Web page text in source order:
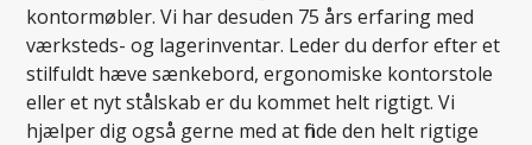
kontormøbler. Vi har desuden 75 års erfaring med
værksteds- og lagerinventar. Leder du derfor efter et
stilfuldt hæve sænkebord, ergonomiske kontorstole
eller et nyt stålskab er du kommet helt rigtigt. Vi
hjælper dig også gerne med at finde den helt rigtige